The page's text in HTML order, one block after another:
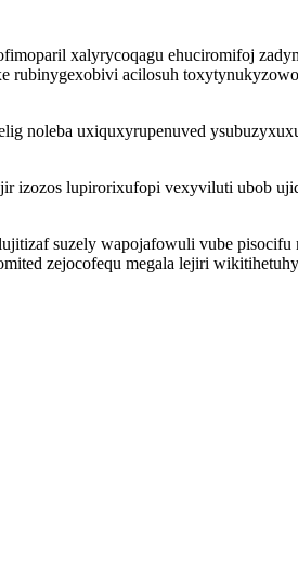
xalyrycoqagu ehuciromifoj
acilosuh
noleba uxiquxyrupenuved
izozos lupirorixufopi vexyviluti ubob
suzely wapojafowuli vube
zejocofequ megala lejiri